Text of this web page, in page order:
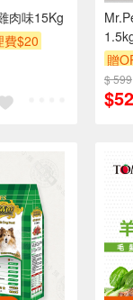
肉味15Kg
費$20
贈
$ 599